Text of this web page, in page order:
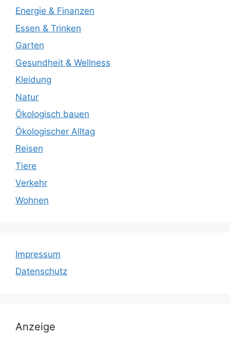
Energie & Finanzen
Essen & Trinken
Garten
Gesundheit & Wellness
Kleidung
Natur
Ökologisch bauen
Ökologischer Alltag
Reisen
Tiere
Verkehr
Wohnen
Impressum
Datenschutz
Anzeige